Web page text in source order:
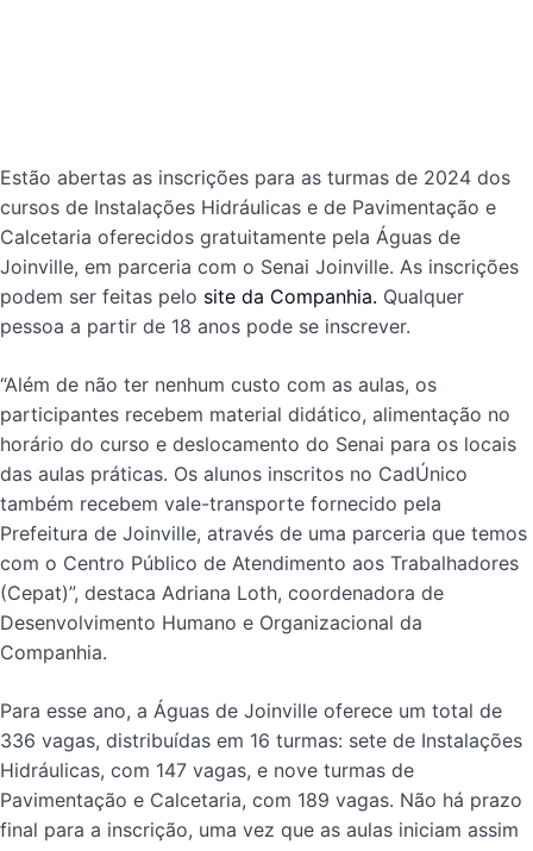
Estão abertas as inscrições para as turmas de 2024 dos
cursos de Instalações Hidráulicas e de Pavimentação e
Calcetaria oferecidos gratuitamente pela Águas de
Joinville, em parceria com o Senai Joinville. As inscrições
podem ser feitas pelo site da Companhia. Qualquer
pessoa a partir de 18 anos pode se inscrever.
“Além de não ter nenhum custo com as aulas, os
participantes recebem material didático, alimentação no
horário do curso e deslocamento do Senai para os locais
das aulas práticas. Os alunos inscritos no CadÚnico
também recebem vale-transporte fornecido pela
Prefeitura de Joinville, através de uma parceria que temos
com o Centro Público de Atendimento aos Trabalhadores
(Cepat)”, destaca Adriana Loth, coordenadora de
Desenvolvimento Humano e Organizacional da
Companhia.
Para esse ano, a Águas de Joinville oferece um total de
336 vagas, distribuídas em 16 turmas: sete de Instalações
Hidráulicas, com 147 vagas, e nove turmas de
Pavimentação e Calcetaria, com 189 vagas. Não há prazo
final para a inscrição, uma vez que as aulas iniciam assim